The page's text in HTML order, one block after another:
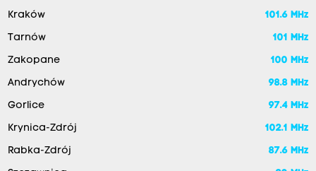
Kraków 101.6 MHz
Tarnów 101 MHz
Zakopane 100 MHz
Andrychów 98.8 MHz
Gorlice 97.4 MHz
Krynica-Zdrój 102.1 MHz
Rabka-Zdrój 87.6 MHz